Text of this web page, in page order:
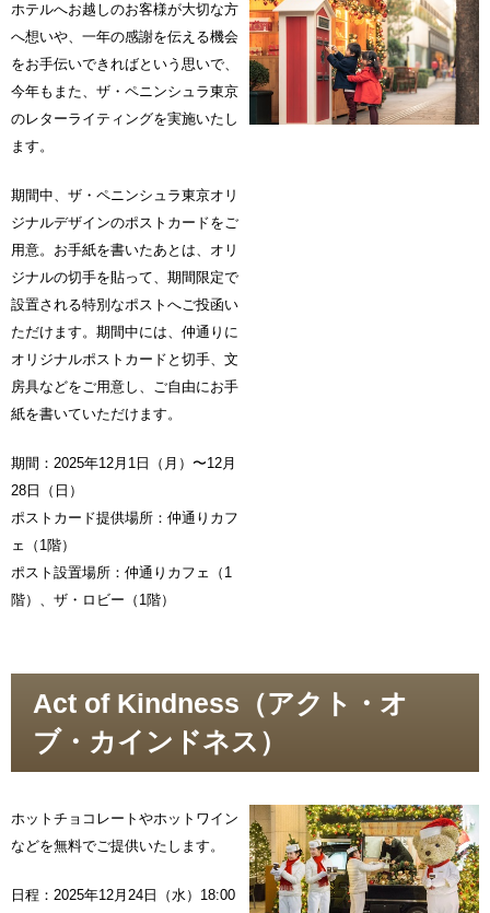
ホテルへお越しのお客様が大切な方
へ想いや、一年の感謝を伝える機会
をお手伝いできればという思いで、
今年もまた、ザ・ペニンシュラ東京
のレターライティングを実施いたし
ます。
期間中、ザ・ペニンシュラ東京オリ
ジナルデザインのポストカードをご
用意。お手紙を書いたあとは、オリ
ジナルの切手を貼って、期間限定で
設置される特別なポストへご投函い
ただけます。期間中には、仲通りに
オリジナルポストカードと切手、文
房具などをご用意し、ご自由にお手
紙を書いていただけます。
期間：2025年12月1日（月）〜12月
28日（日）
ポストカード提供場所：仲通りカフ
ェ（1階）
ポスト設置場所：仲通りカフェ（1
階）、ザ・ロビー（1階）
Act of Kindness（アクト・オ
ブ・カインドネス）
ホットチョコレートやホットワイン
などを無料でご提供いたします。
日程：2025年12月24日（水）18:00